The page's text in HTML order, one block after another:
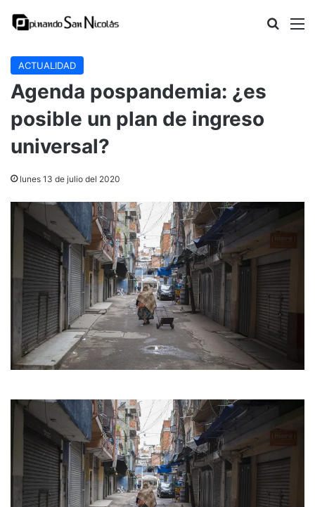
Buscar
ACTUALIDAD
Agenda pospandemia: ¿es
posible un plan de ingreso
universal?
lunes 13 de julio del 2020